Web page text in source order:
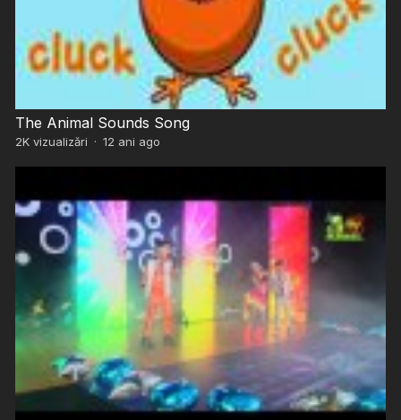
The Animal Sounds Song
2Kvizualizări · 12 ani ago